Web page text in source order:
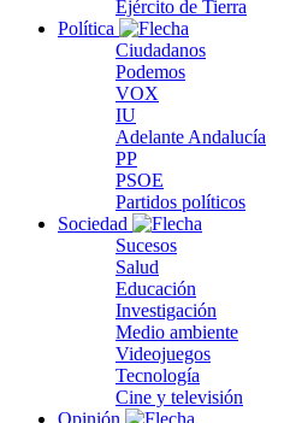
Ejército de Tierra
Política
Ciudadanos
Podemos
VOX
IU
Adelante Andalucía
PP
PSOE
Partidos políticos
Sociedad
Sucesos
Salud
Educación
Investigación
Medio ambiente
Videojuegos
Tecnología
Cine y televisión